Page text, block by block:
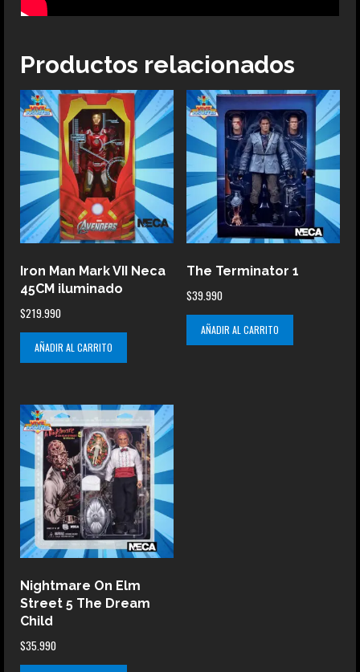
Productos relacionados
Iron Man Mark VII Neca
45CM iluminado
$219.990
AÑADIR AL CARRITO
The Terminator 1
$39.990
AÑADIR AL CARRITO
Nightmare On Elm
Street 5 The Dream
Child
$35.990